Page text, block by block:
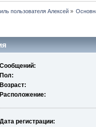
пользователя Алексей»
Сообщений:
Пол:
Возраст:
Расположение:
Дата регистрации: